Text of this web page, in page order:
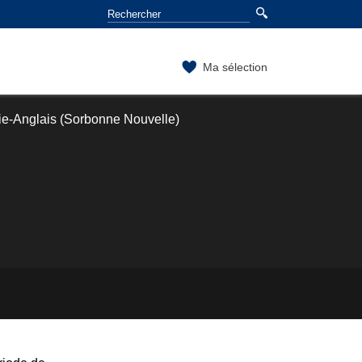
Ma sélection
Anglais (Sorbonne Nouvelle)